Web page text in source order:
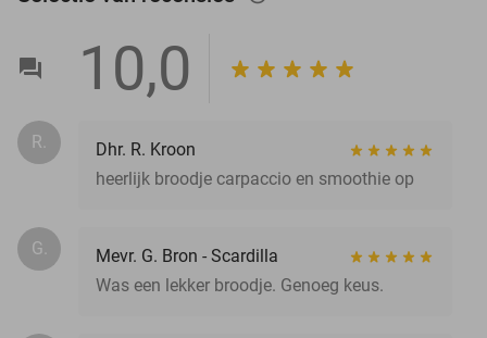
10,0
R.
Dhr. R. Kroon
heerlijk broodje carpaccio en smoothie op
G.
Mevr. G. Bron - Scardilla
Was een lekker broodje. Genoeg keus.